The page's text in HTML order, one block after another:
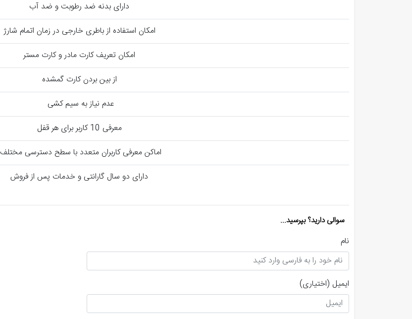
دارای بدنه ضد رطوبت و ضد آب
امکان استفاده از باطری خارجی در زمان اتمام شارژ
امکان تعریف کارت مادر و کارت مستر
از بین بردن کارت گمشده
عدم نیاز به سیم کشی
معرفی 10 کاربر برای هر قفل
اماکن معرفی کاربران متعدد با سطح دسترسی مختلف
دارای دو سال گارانتی و خدمات پس از فروش
سوالی دارید؟ بپرسید...
نام
ایمیل (اختیاری)